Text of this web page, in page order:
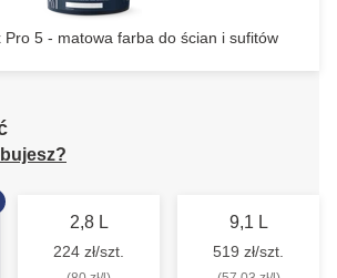
Pro 5 - matowa farba do ścian i sufitów
2,8 L
224 zł/szt.
9,1 L
519 zł/szt.